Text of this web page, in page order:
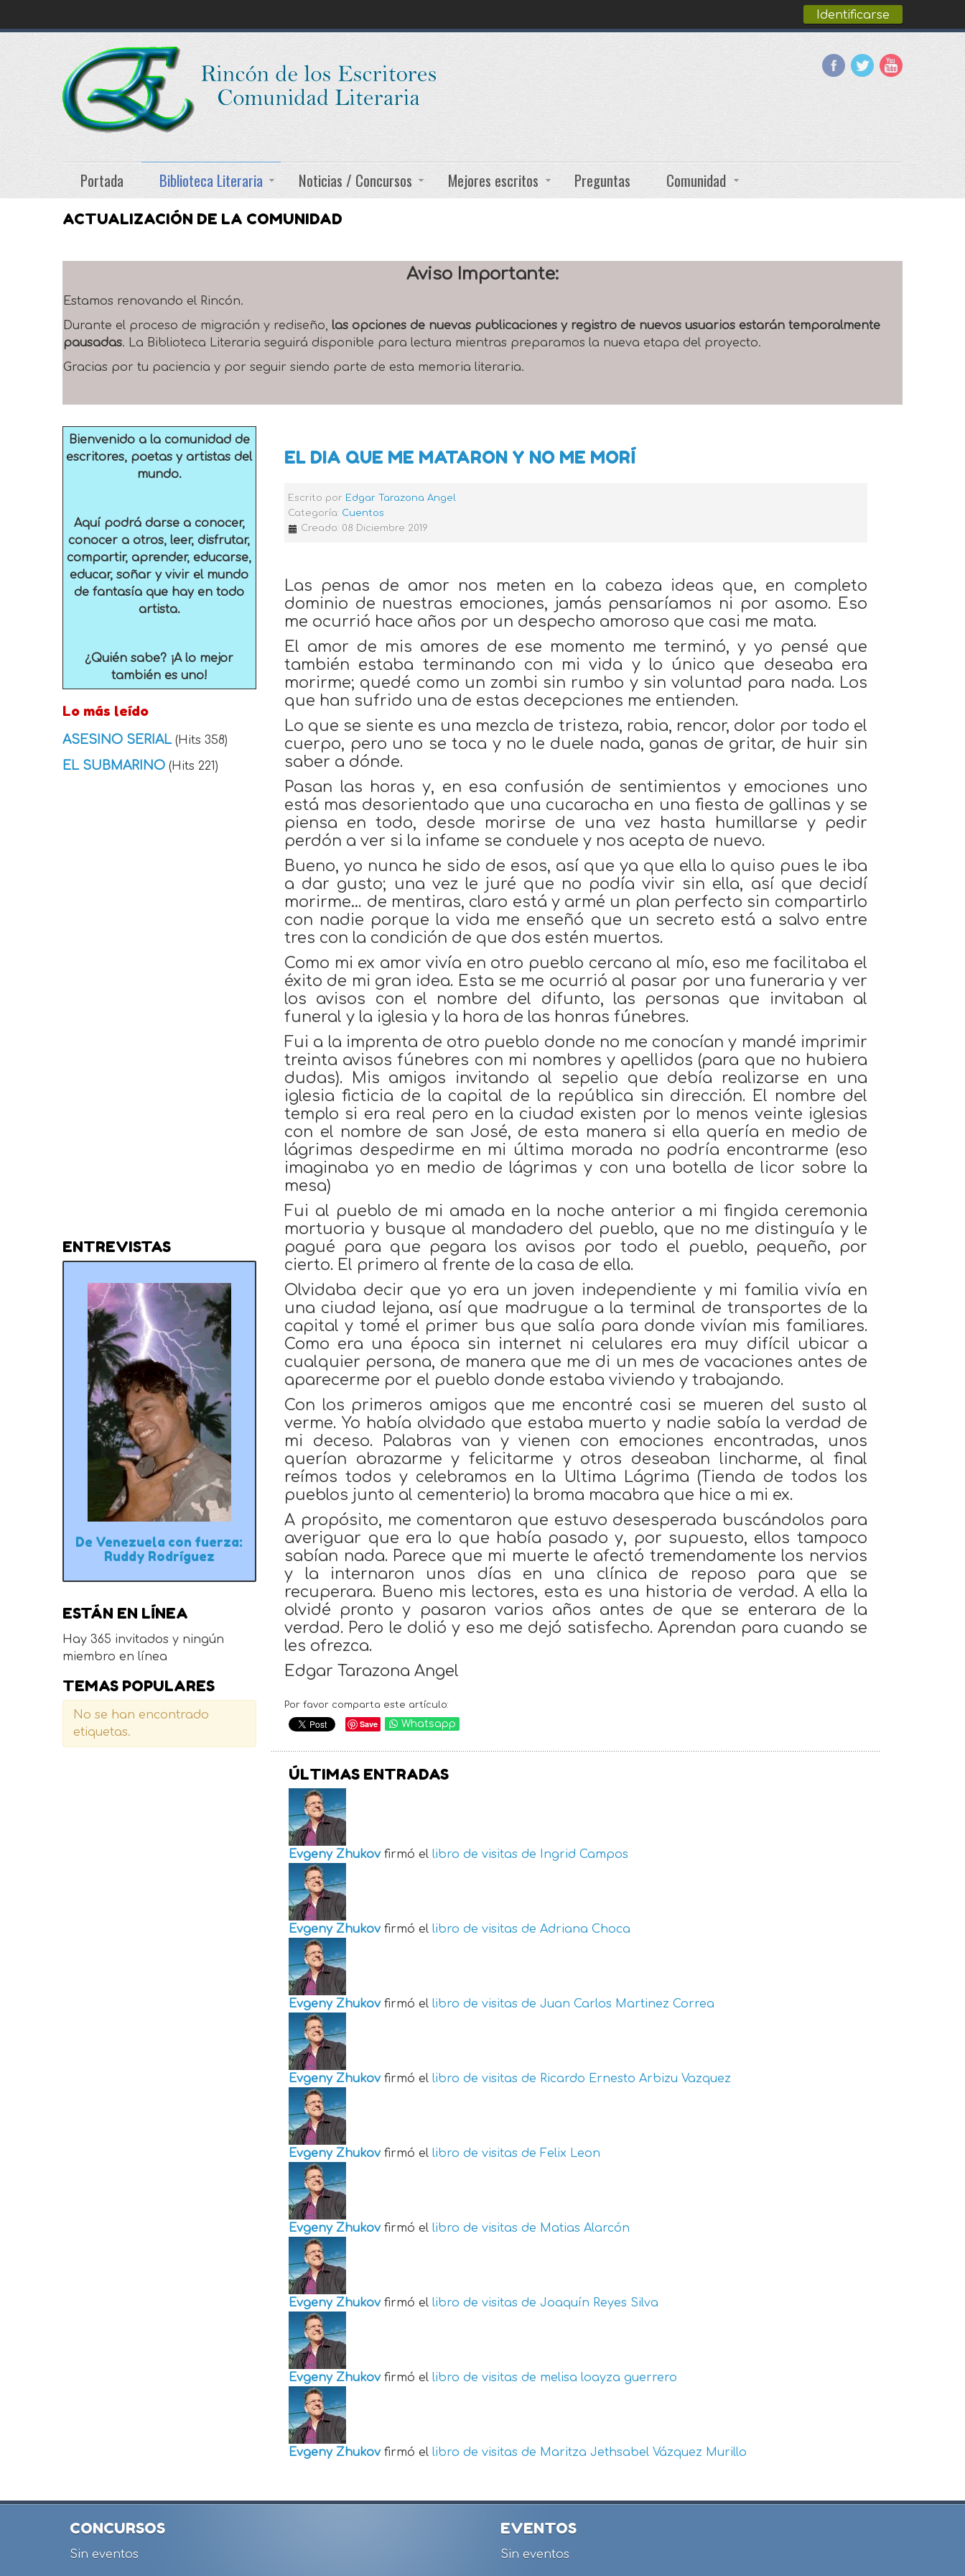
Identificarse
Portada Biblioteca Literaria Noticias / Concursos Mejores escritos Preguntas Comunidad
ACTUALIZACIÓN DE LA COMUNIDAD
Aviso Importante:
Estamos renovando el Rincón.
Durante el proceso de migración y rediseño, las opciones de nuevas publicaciones y registro de nuevos usuarios estarán temporalmente
pausadas. La Biblioteca Literaria seguirá disponible para lectura mientras preparamos la nueva etapa del proyecto.
Gracias por tu paciencia y por seguir siendo parte de esta memoria literaria.
EL DIA QUE ME MATARON Y NO ME MORÍ
Escrito por Edgar Tarazona Angel
Categoría: Cuentos
Creado: 08 Diciembre 2019
Las penas de amor nos meten en la cabeza ideas que, en completo
dominio de nuestras emociones, jamás pensaríamos ni por asomo. Eso
me ocurrió hace años por un despecho amoroso que casi me mata.
El amor de mis amores de ese momento me terminó, y yo pensé que
también estaba terminando con mi vida y lo único que deseaba era
morirme; quedé como un zombi sin rumbo y sin voluntad para nada. Los
que han sufrido una de estas decepciones me entienden.
Lo que se siente es una mezcla de tristeza, rabia, rencor, dolor por todo el
cuerpo, pero uno se toca y no le duele nada, ganas de gritar, de huir sin
saber a dónde.
Pasan las horas y, en esa confusión de sentimientos y emociones uno
está mas desorientado que una cucaracha en una fiesta de gallinas y se
piensa en todo, desde morirse de una vez hasta humillarse y pedir
perdón a ver si la infame se conduele y nos acepta de nuevo.
Bueno, yo nunca he sido de esos, así que ya que ella lo quiso pues le iba
a dar gusto; una vez le juré que no podía vivir sin ella, así que decidí
morirme… de mentiras, claro está y armé un plan perfecto sin compartirlo
con nadie porque la vida me enseñó que un secreto está a salvo entre
tres con la condición de que dos estén muertos.
Como mi ex amor vivía en otro pueblo cercano al mío, eso me facilitaba el
éxito de mi gran idea. Esta se me ocurrió al pasar por una funeraria y ver
los avisos con el nombre del difunto, las personas que invitaban al
funeral y la iglesia y la hora de las honras fúnebres.
Fui a la imprenta de otro pueblo donde no me conocían y mandé imprimir
treinta avisos fúnebres con mi nombres y apellidos (para que no hubiera
dudas). Mis amigos invitando al sepelio que debía realizarse en una
iglesia ficticia de la capital de la república sin dirección. El nombre del
templo si era real pero en la ciudad existen por lo menos veinte iglesias
con el nombre de san José, de esta manera si ella quería en medio de
lágrimas despedirme en mi última morada no podría encontrarme (eso
imaginaba yo en medio de lágrimas y con una botella de licor sobre la
mesa)
Fui al pueblo de mi amada en la noche anterior a mi fingida ceremonia
mortuoria y busque al mandadero del pueblo, que no me distinguía y le
pagué para que pegara los avisos por todo el pueblo, pequeño, por
cierto. El primero al frente de la casa de ella.
Olvidaba decir que yo era un joven independiente y mi familia vivía en
una ciudad lejana, así que madrugue a la terminal de transportes de la
capital y tomé el primer bus que salía para donde vivían mis familiares.
Como era una época sin internet ni celulares era muy difícil ubicar a
cualquier persona, de manera que me di un mes de vacaciones antes de
aparecerme por el pueblo donde estaba viviendo y trabajando.
Con los primeros amigos que me encontré casi se mueren del susto al
verme. Yo había olvidado que estaba muerto y nadie sabía la verdad de
mi deceso. Palabras van y vienen con emociones encontradas, unos
querían abrazarme y felicitarme y otros deseaban lincharme, al final
reímos todos y celebramos en la Ultima Lágrima (Tienda de todos los
pueblos junto al cementerio) la broma macabra que hice a mi ex.
A propósito, me comentaron que estuvo desesperada buscándolos para
averiguar que era lo que había pasado y, por supuesto, ellos tampoco
sabían nada. Parece que mi muerte le afectó tremendamente los nervios
y la internaron unos días en una clínica de reposo para que se
recuperara. Bueno mis lectores, esta es una historia de verdad. A ella la
olvidé pronto y pasaron varios años antes de que se enterara de la
verdad. Pero le dolió y eso me dejó satisfecho. Aprendan para cuando se
les ofrezca.
Edgar Tarazona Angel
Por favor comparta este artículo:
Save Whatsapp
ÚLTIMAS ENTRADAS
Evgeny Zhukov firmó el libro de visitas de Ingrid Campos
Evgeny Zhukov firmó el libro de visitas de Adriana Choca
Evgeny Zhukov firmó el libro de visitas de Juan Carlos Martinez Correa
Evgeny Zhukov firmó el libro de visitas de Ricardo Ernesto Arbizu Vazquez
Evgeny Zhukov firmó el libro de visitas de Felix Leon
Evgeny Zhukov firmó el libro de visitas de Matias Alarcón
Evgeny Zhukov firmó el libro de visitas de Joaquín Reyes Silva
Evgeny Zhukov firmó el libro de visitas de melisa loayza guerrero
Evgeny Zhukov firmó el libro de visitas de Maritza Jethsabel Vázquez Murillo
Bienvenido a la comunidad de
escritores, poetas y artistas del
mundo.
Aquí podrá darse a conocer,
conocer a otros, leer, disfrutar,
compartir, aprender, educarse,
educar, soñar y vivir el mundo
de fantasía que hay en todo
artista.
¿Quién sabe? ¡A lo mejor
también es uno!
Lo más leído
ASESINO SERIAL (Hits 358)
EL SUBMARINO (Hits 221)
ENTREVISTAS
De Venezuela con fuerza:
Ruddy Rodríguez
ESTÁN EN LÍNEA
Hay 365 invitados y ningún
miembro en línea
TEMAS POPULARES
No se han encontrado
etiquetas.
CONCURSOS
Sin eventos
EVENTOS
Sin eventos